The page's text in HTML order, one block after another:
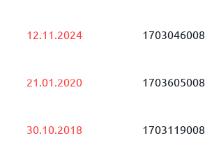
12.11.2024
21.01.2020
30.10.2018